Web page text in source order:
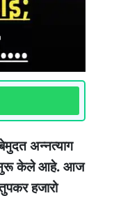
अन्नत्याग
सुरू केले आहे. आज
हजारो